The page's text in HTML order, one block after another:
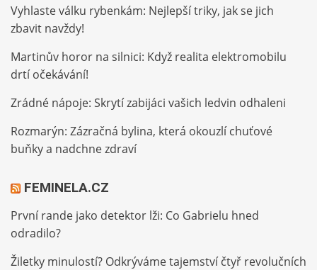
Vyhlaste válku rybenkám: Nejlepší triky, jak se jich
zbavit navždy!
Martinův horor na silnici: Když realita elektromobilu
drtí očekávání!
Zrádné nápoje: Skrytí zabijáci vašich ledvin odhaleni
Rozmarýn: Zázračná bylina, která okouzlí chuťové
buňky a nadchne zdraví
FEMINELA.CZ
První rande jako detektor lži: Co Gabrielu hned
odradilo?
Žiletky minulostí? Odkrýváme tajemství čtyř revolučních